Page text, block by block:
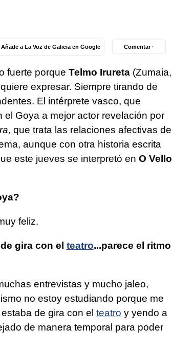
Añade a La Voz de Galicia en Google Comentar ·
fuerte porque Telmo Irureta(Zumaia,
expresar. Siempre tirando de
El intérprete vasco, que
el Goya a mejor actor revelación por
, que trata las relaciones afectivas de
aunque con otra historia escrita
este jueves se interpretó en O Vello
feliz.
gira con el teatro...parece el ritmo
entrevistas y mucho jaleo,
no estoy estudiando porque me
de gira con el teatro y yendo a
de manera temporal para poder